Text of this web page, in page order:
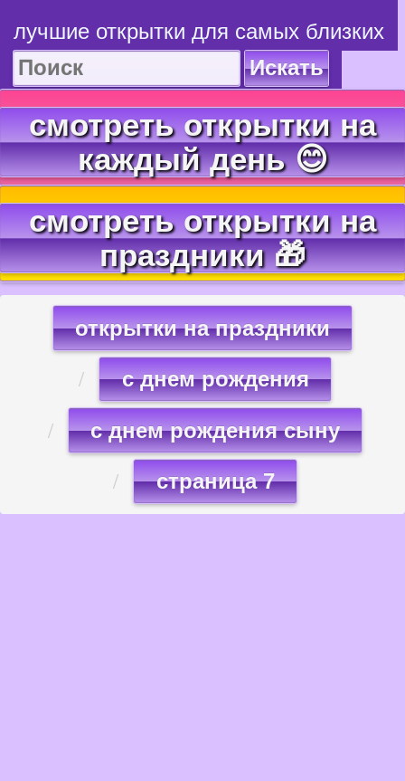
лучшие открытки для самых близких
Искать
смотреть открытки на
каждый день 😊
смотреть открытки на
праздники 🎁
открытки на праздники
с днем рождения
с днем рождения сыну
страница 7